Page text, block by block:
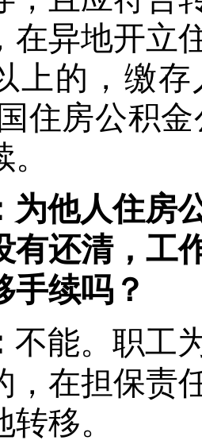
在异地开立
上的，缴
住房公积
为他人住房
有还清，工
手续吗？
不能。职工
，在担保责
移。